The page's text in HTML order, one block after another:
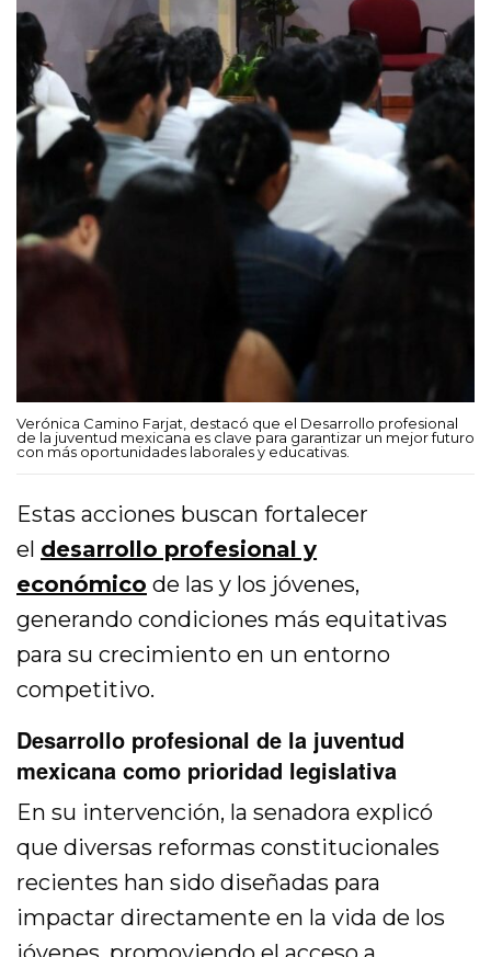
Verónica Camino Farjat, destacó que el Desarrollo profesional
de la juventud mexicana es clave para garantizar un mejor futuro
con más oportunidades laborales y educativas.
Estas acciones buscan fortalecer
el desarrollo profesional y
económico de las y los jóvenes,
generando condiciones más equitativas
para su crecimiento en un entorno
competitivo.
Desarrollo profesional de la juventud
mexicana como prioridad legislativa
En su intervención, la senadora explicó
que diversas reformas constitucionales
recientes han sido diseñadas para
impactar directamente en la vida de los